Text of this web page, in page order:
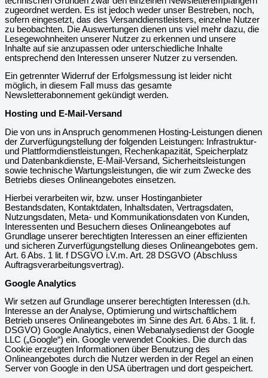
zugeordnet werden. Es ist jedoch weder unser Bestreben, noch,
sofern eingesetzt, das des Versanddienstleisters, einzelne Nutzer
zu beobachten. Die Auswertungen dienen uns viel mehr dazu, die
Lesegewohnheiten unserer Nutzer zu erkennen und unsere
Inhalte auf sie anzupassen oder unterschiedliche Inhalte
entsprechend den Interessen unserer Nutzer zu versenden.
Ein getrennter Widerruf der Erfolgsmessung ist leider nicht
möglich, in diesem Fall muss das gesamte
Newsletterabonnement gekündigt werden.
Hosting und E-Mail-Versand
Die von uns in Anspruch genommenen Hosting-Leistungen dienen
der Zurverfügungstellung der folgenden Leistungen: Infrastruktur-
und Plattformdienstleistungen, Rechenkapazität, Speicherplatz
und Datenbankdienste, E-Mail-Versand, Sicherheitsleistungen
sowie technische Wartungsleistungen, die wir zum Zwecke des
Betriebs dieses Onlineangebotes einsetzen.
Hierbei verarbeiten wir, bzw. unser Hostinganbieter
Bestandsdaten, Kontaktdaten, Inhaltsdaten, Vertragsdaten,
Nutzungsdaten, Meta- und Kommunikationsdaten von Kunden,
Interessenten und Besuchern dieses Onlineangebotes auf
Grundlage unserer berechtigten Interessen an einer effizienten
und sicheren Zurverfügungstellung dieses Onlineangebotes gem.
Art. 6 Abs. 1 lit. f DSGVO i.V.m. Art. 28 DSGVO (Abschluss
Auftragsverarbeitungsvertrag).
Google Analytics
Wir setzen auf Grundlage unserer berechtigten Interessen (d.h.
Interesse an der Analyse, Optimierung und wirtschaftlichem
Betrieb unseres Onlineangebotes im Sinne des Art. 6 Abs. 1 lit. f.
DSGVO) Google Analytics, einen Webanalysedienst der Google
LLC („Google“) ein. Google verwendet Cookies. Die durch das
Cookie erzeugten Informationen über Benutzung des
Onlineangebotes durch die Nutzer werden in der Regel an einen
Server von Google in den USA übertragen und dort gespeichert.